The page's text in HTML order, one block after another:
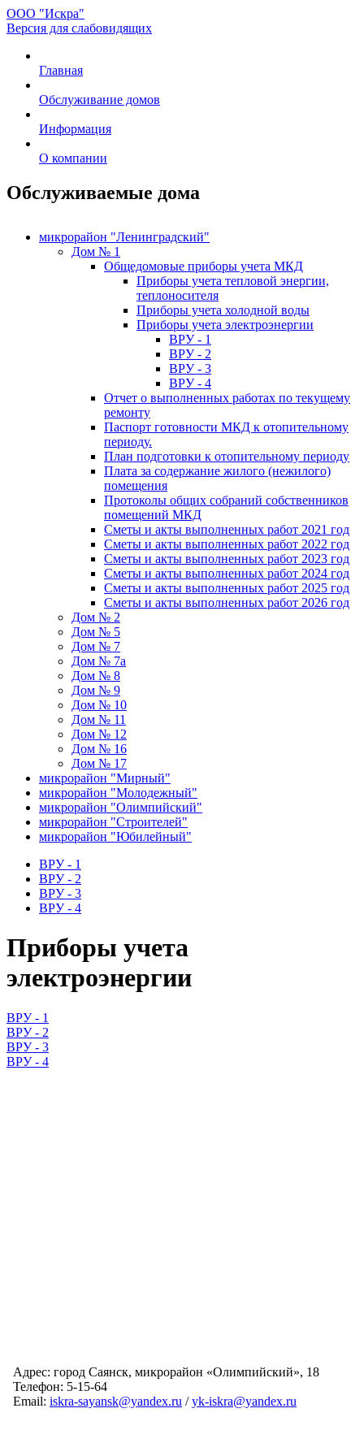
ООО "Искра"
Версия для слабовидящих
Главная
Обслуживание домов
Информация
О компании
Обслуживаемые дома
микрорайон "Ленинградский"
Дом № 1
Общедомовые приборы учета МКД
Приборы учета тепловой энергии,
теплоносителя
Приборы учета холодной воды
Приборы учета электроэнергии
ВРУ - 1
ВРУ - 2
ВРУ - 3
ВРУ - 4
Отчет о выполненных работах по текущему
ремонту
Паспорт готовности МКД к отопительному
периоду.
План подготовки к отопительному периоду
Плата за содержание жилого (нежилого)
помещения
Протоколы общих собраний собственников
помещений МКД
Сметы и акты выполненных работ 2021 год
Сметы и акты выполненных работ 2022 год
Сметы и акты выполненных работ 2023 год
Сметы и акты выполненных работ 2024 год
Сметы и акты выполненных работ 2025 год
Сметы и акты выполненных работ 2026 год
Дом № 2
Дом № 5
Дом № 7
Дом № 7а
Дом № 8
Дом № 9
Дом № 10
Дом № 11
Дом № 12
Дом № 16
Дом № 17
микрорайон "Мирный"
микрорайон "Молодежный"
микрорайон "Олимпийский"
микрорайон "Строителей"
микрорайон "Юбилейный"
ВРУ - 1
ВРУ - 2
ВРУ - 3
ВРУ - 4
Приборы учета
электроэнергии
ВРУ - 1
ВРУ - 2
ВРУ - 3
ВРУ - 4
Адрес: город Саянск, микрорайон «Олимпийский», 18
Телефон: 5-15-64
Email: iskra-sayansk@yandex.ru /yk-iskra@yandex.ru